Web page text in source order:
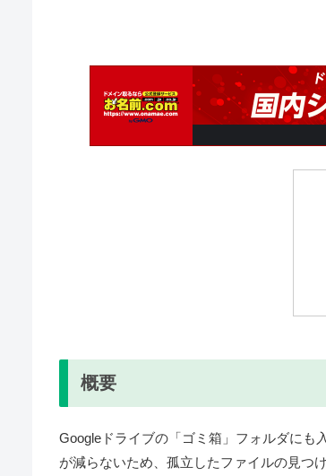
概要
Googleドライブの「ゴミ箱」フォルダにも
が減らないため、孤立したファイルの見つ